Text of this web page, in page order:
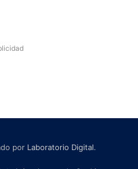
por Laboratorio Digital.